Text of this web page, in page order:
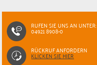
RUFEN SIE UNS AN UNTER:
04921 8908-0
RÜCKRUF ANFORDERN
KLICKEN SIE HIER